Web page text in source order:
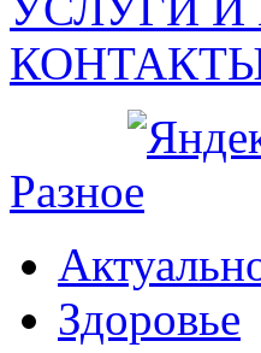
Разное
Здоровье